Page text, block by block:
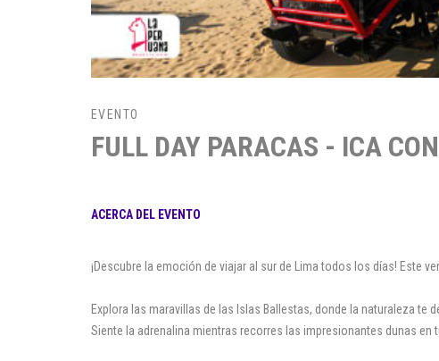
EVENTO
FULL DAY PARACAS - ICA
ACERCA DEL EVENTO
¡Descubre la emoción de viajar al sur de Lima todos los días! Este
Explora las maravillas de las Islas Ballestas, donde la naturaleza te
Siente la adrenalina mientras recorres las impresionantes dunas en